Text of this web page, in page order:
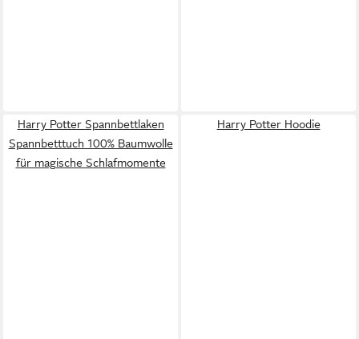
Harry Potter Spannbettlaken
Spannbetttuch 100% Baumwolle
für magische Schlafmomente
Harry Potter Hoodie